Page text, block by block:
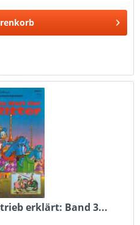
erklärt: Band 3...